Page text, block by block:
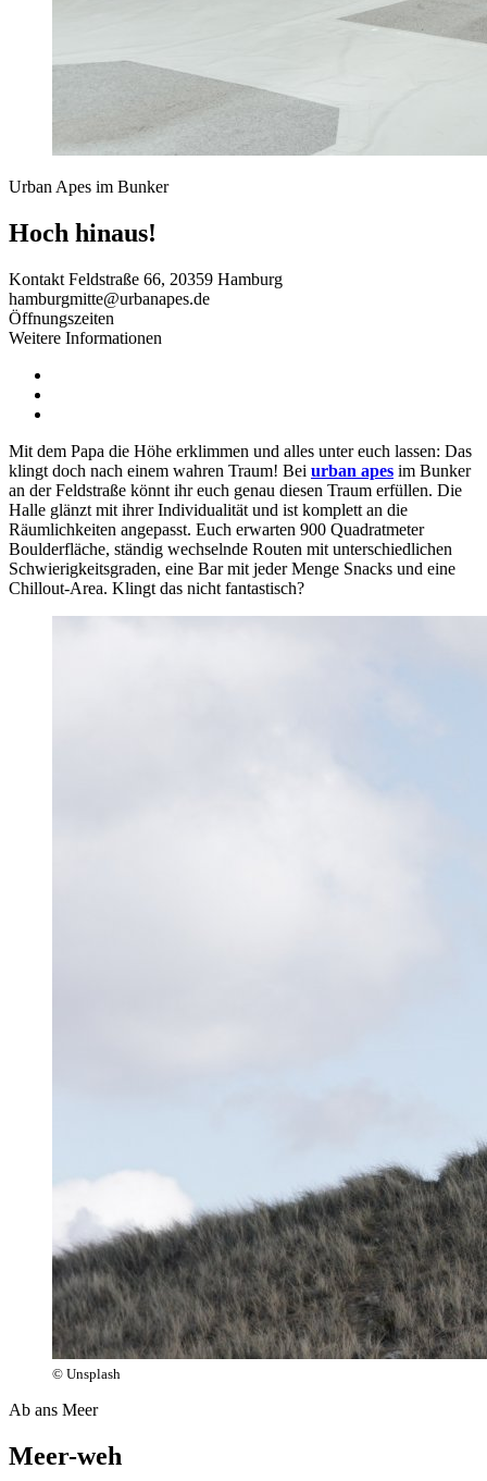
Urban Apes im Bunker
Hoch hinaus!
Kontakt Feldstraße 66, 20359 Hamburg
hamburgmitte@urbanapes.de
Öffnungszeiten
Weitere Informationen
Mit dem Papa die Höhe erklimmen und alles unter euch lassen: Das
klingt doch nach einem wahren Traum! Bei urban apes im Bunker
an der Feldstraße könnt ihr euch genau diesen Traum erfüllen. Die
Halle glänzt mit ihrer Individualität und ist komplett an die
Räumlichkeiten angepasst. Euch erwarten 900 Quadratmeter
Boulderfläche, ständig wechselnde Routen mit unterschiedlichen
Schwierigkeitsgraden, eine Bar mit jeder Menge Snacks und eine
Chillout-Area. Klingt das nicht fantastisch?
© Unsplash
Ab ans Meer
Meer-weh